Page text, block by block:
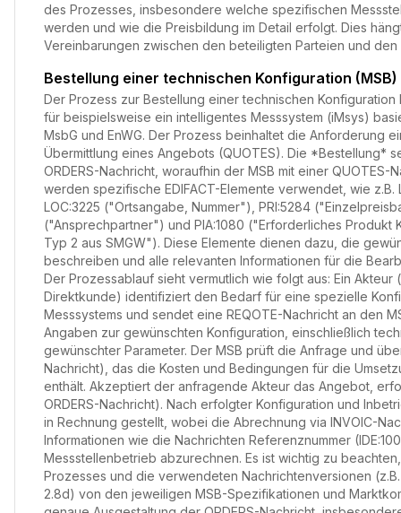
des Prozesses, insbesondere welche spezifischen
werden und wie die Preisbildung im Detail erfolgt. Dies
Vereinbarungen zwischen den beteiligten Parteien und
Bestellung einer technischen Konfiguration (MSB)
Der Prozess zur Bestellung einer technischen
für beispielsweise ein intelligentes Messsystem (iMsys)
MsbG und EnWG. Der Prozess beinhaltet die Anforderung
Übermittlung eines Angebots (QUOTES). Die *Bestellung*
ORDERS-Nachricht, woraufhin der MSB mit einer
werden spezifische EDIFACT-Elemente verwendet, wie
LOC:3225 ("Ortsangabe, Nummer"), PRI:5284
("Ansprechpartner") und PIA:1080 ("Erforderliches Produkt
Typ 2 aus SMGW"). Diese Elemente dienen dazu, die
beschreiben und alle relevanten Informationen für die
Der Prozessablauf sieht vermutlich wie folgt aus: Ein Akteur
Direktkunde) identifiziert den Bedarf für eine spezielle
Messsystems und sendet eine REQOTE-Nachricht an den
Angaben zur gewünschten Konfiguration, einschließlich
gewünschter Parameter. Der MSB prüft die Anfrage und
Nachricht), das die Kosten und Bedingungen für die
enthält. Akzeptiert der anfragende Akteur das Angebot,
ORDERS-Nachricht). Nach erfolgter Konfiguration und
in Rechnung gestellt, wobei die Abrechnung via INVOIC-
Informationen wie die Nachrichten Referenznummer
Messstellenbetrieb abzurechnen. Es ist wichtig zu
Prozesses und die verwendeten Nachrichtenversionen (z.B.
2.8d) von den jeweiligen MSB-Spezifikationen und